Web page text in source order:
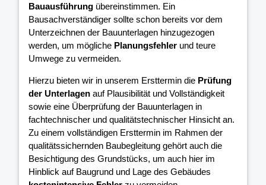
Bauausführung übereinstimmen. Ein
Bausachverständiger sollte schon bereits vor dem
Unterzeichnen der Bauunterlagen hinzugezogen
werden, um mögliche Planungsfehler und teure
Umwege zu vermeiden.
Hierzu bieten wir in unserem Ersttermin die Prüfung
der Unterlagen auf Plausibilität und Vollständigkeit
sowie eine Überprüfung der Bauunterlagen in
fachtechnischer und qualitätstechnischer Hinsicht an.
Zu einem vollständigen Ersttermin im Rahmen der
qualitätssichernden Baubegleitung gehört auch die
Besichtigung des Grundstücks, um auch hier im
Hinblick auf Baugrund und Lage des Gebäudes